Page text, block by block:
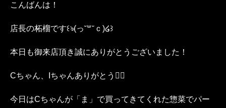
こんばんは！
店長の柘榴です꒰ঌ(っ˘꒳˘ｃ)‪໒꒱
本日も御来店頂き誠にありがとうございました！
Cちゃん、Iちゃんありがとう♡⃛
今日はCちゃんが「ま」で買ってきてくれた惣菜でパー